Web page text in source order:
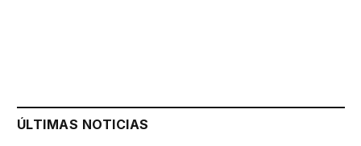
ÚLTIMAS NOTICIAS